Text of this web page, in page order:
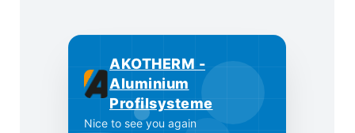
AKOTHERM -
Aluminium
Profilsysteme
Nice to see you again